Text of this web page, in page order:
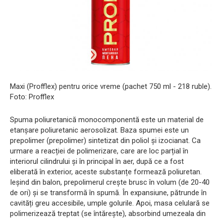
Maxi (Profflex) pentru orice vreme (pachet 750 ml - 218 ruble).
Foto: Profflex
Spuma poliuretanică monocomponentă este un material de
etanșare poliuretanic aerosolizat. Baza spumei este un
prepolimer (prepolimer) sintetizat din poliol și izocianat. Ca
urmare a reacției de polimerizare, care are loc parțial în
interiorul cilindrului și în principal în aer, după ce a fost
eliberată în exterior, aceste substanțe formează poliuretan.
Ieșind din balon, prepolimerul crește brusc în volum (de 20-40
de ori) și se transformă în spumă. În expansiune, pătrunde în
cavități greu accesibile, umple golurile. Apoi, masa celulară se
polimerizează treptat (se întărește), absorbind umezeala din